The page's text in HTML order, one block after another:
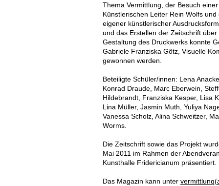
Thema Vermittlung, der Besuch
Künstlerischen Leiter Rein Wolfs
eigener künstlerischer
und das Erstellen der Zeitschrift
Gestaltung des Druckwerks konnte
Gabriele Franziska Götz, Visuelle
gewonnen werden.
Beteiligte Schüler/innen: Lena
Konrad Draude, Marc Eberwein,
Hildebrandt, Franziska Kesper, Lisa
Lina Müller, Jasmin Muth, Yuliya
Vanessa Scholz, Alina Schweitzer,
Worms.
Die Zeitschrift sowie das Projekt
Mai 2011 im Rahmen der
Kunsthalle Fridericianum präsentiert.
Das Magazin kann unter